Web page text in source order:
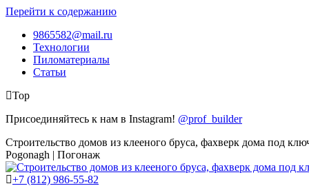
Перейти к содержанию
9865582@mail.ru
Технологии
Пиломатериалы
Статьи
Top
Присоединяйтесь к нам в Instagram! @prof_builder
Строительство домов из клееного бруса, фахверк дома под
Pogonagh | Погонаж
+7 (812) 986-55-82